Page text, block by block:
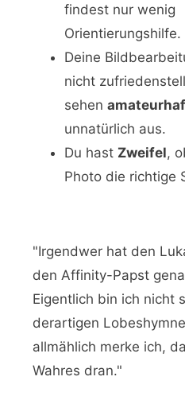
findest nur wenig
Orientierungshilfe.
Deine
nicht
sehen
unnatürlich aus.
Du hast Zweifel,
Photo die richtige
"Irgendwer hat den
den Affinity-Papst
Eigentlich bin ich nicht
derartigen
allmählich merke ich,
Wahres dran."